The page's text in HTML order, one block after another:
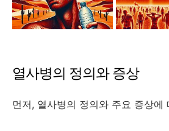
열사병의 정의와 증상
먼저, 열사병의 정의와 주요 증상에